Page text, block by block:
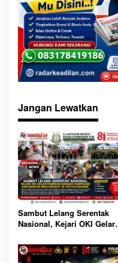
Jangan Lewatkan
Sambut Lelang Serentak
Nasional, Kejari OKI Gelar
dan Edukasi Masyarakat di
CFD Kayuagung